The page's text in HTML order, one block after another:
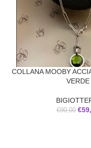
COLLANA MOOBY
VERDE
€90,00 €